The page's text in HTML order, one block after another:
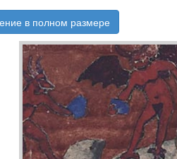
в полном размере